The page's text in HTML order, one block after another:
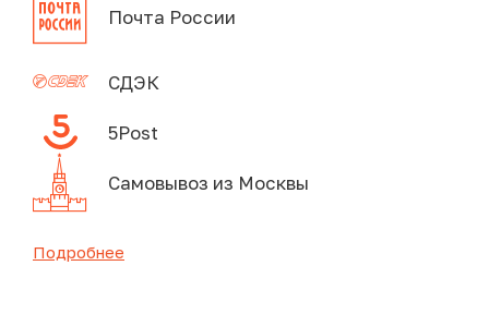
Почта России
СДЭК
5Post
Самовывоз из Москвы
Подробнее